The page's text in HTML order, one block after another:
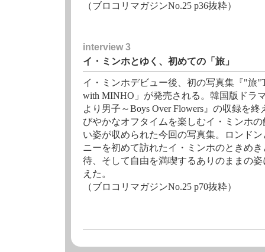
（ブロコリマガジンNo.25 p36抜粋）
interview 3
イ・ミンホとゆく、初めての「旅」
イ・ミンホデビュー後、初の写真集『"旅
with MINHO」が発売される。韓国版ドラ
より男子～Boys Over Flowers』の収録を終
びやかなオフタイムを楽しむイ・ミンホの
い姿が収められた今回の写真集。ロンドン
ニーを初めて訪れたイ・ミンホのときめき
待、そして自由を満喫するありのままの姿
えた。
（ブロコリマガジンNo.25 p70抜粋）